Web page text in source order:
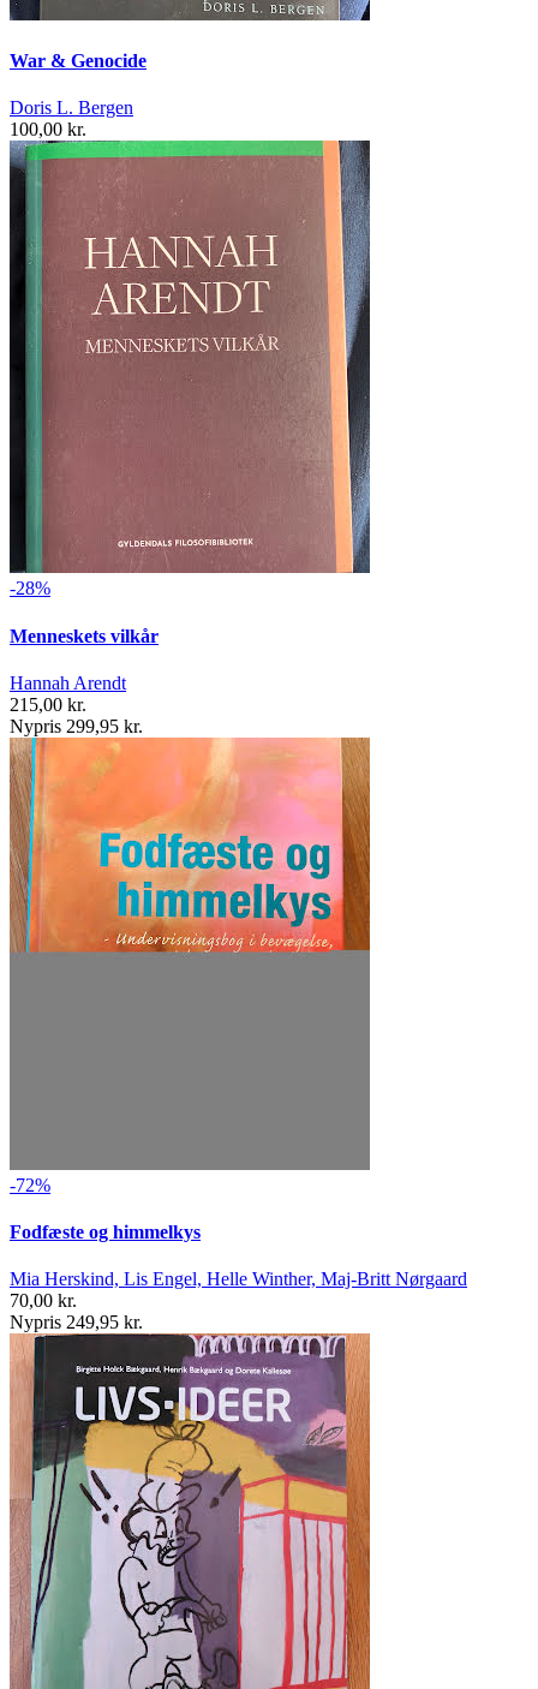
War & Genocide
Doris L. Bergen
100,00 kr.
-28%
Menneskets vilkår
Hannah Arendt
215,00 kr.
Nypris 299,95 kr.
-72%
Fodfæste og himmelkys
Mia Herskind, Lis Engel, Helle Winther, Maj-Britt Nørgaard
70,00 kr.
Nypris 249,95 kr.